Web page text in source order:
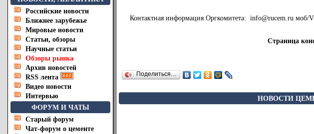
Российские новости
Ближнее зарубежье
Мировые новости
Статьи, обзоры
Научные статьи
Обзоры рынка
Архив новостей
RSS лента
Видео новости
Интервью
ФОРУМ И ЧАТЫ
Старый форум
Чат-форум о цементе
Контактная информация Оргкомитета: info@rucem.ru
Страница
Поделиться…
НОВОСТИ